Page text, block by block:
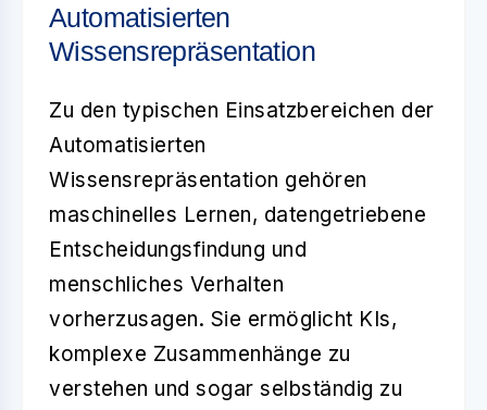
Automatisierten
Wissensrepräsentation
Zu den typischen Einsatzbereichen der
Automatisierten
Wissensrepräsentation gehören
maschinelles Lernen, datengetriebene
Entscheidungsfindung und
menschliches Verhalten
vorherzusagen. Sie ermöglicht KIs,
komplexe Zusammenhänge zu
verstehen und sogar selbständig zu